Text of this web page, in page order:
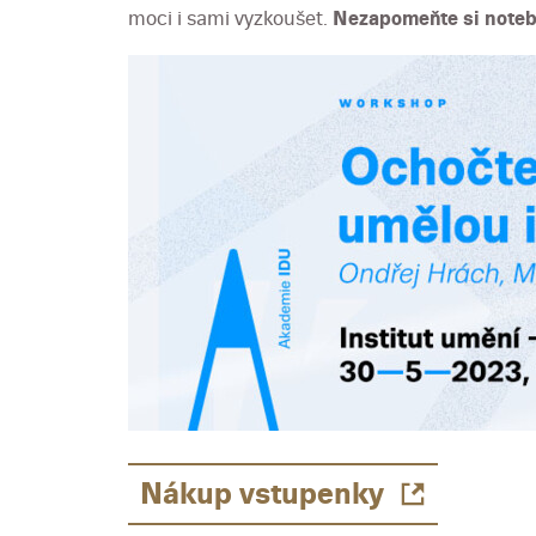
moci i sami vyzkoušet. Nezapomeňte si
Nákup vstupenky